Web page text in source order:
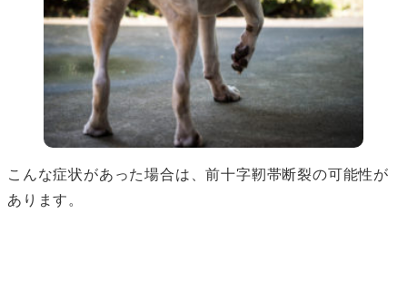
こんな症状があった場合は、前十字靭帯断裂の可能性が
あります。